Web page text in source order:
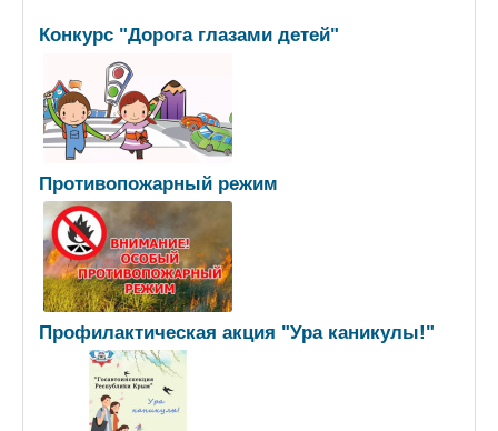
Конкурс "Дорога глазами детей"
Противопожарный режим
Профилактическая акция "Ура каникулы!"